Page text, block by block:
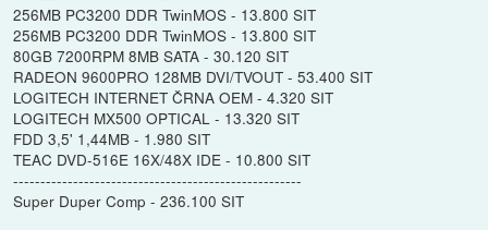
256MB PC3200 DDR TwinMOS - 13.800 SIT
256MB PC3200 DDR TwinMOS - 13.800 SIT
80GB 7200RPM 8MB SATA - 30.120 SIT
RADEON 9600PRO 128MB DVI/TVOUT - 53.400 SIT
LOGITECH INTERNET ČRNA OEM - 4.320 SIT
LOGITECH MX500 OPTICAL - 13.320 SIT
FDD 3,5' 1,44MB - 1.980 SIT
TEAC DVD-516E 16X/48X IDE - 10.800 SIT
-----------------------------------------------------
Super Duper Comp - 236.100 SIT